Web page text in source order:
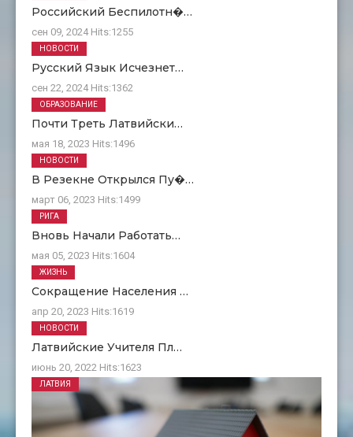
Российский Беспилотн�…
сен 09, 2024 Hits:1255
Русский Язык Исчезнет…
сен 22, 2024 Hits:1362
НОВОСТИ
Почти Треть Латвийски…
мая 18, 2023 Hits:1496
ОБРАЗОВАНИЕ
В Резекне Открылся Пу�…
март 06, 2023 Hits:1499
НОВОСТИ
Вновь Начали Работать…
мая 05, 2023 Hits:1604
РИГА
Сокращение Населения …
апр 20, 2023 Hits:1619
ЖИЗНЬ
Латвийские Учителя Пл…
июнь 20, 2022 Hits:1623
НОВОСТИ
ЛАТВИЯ